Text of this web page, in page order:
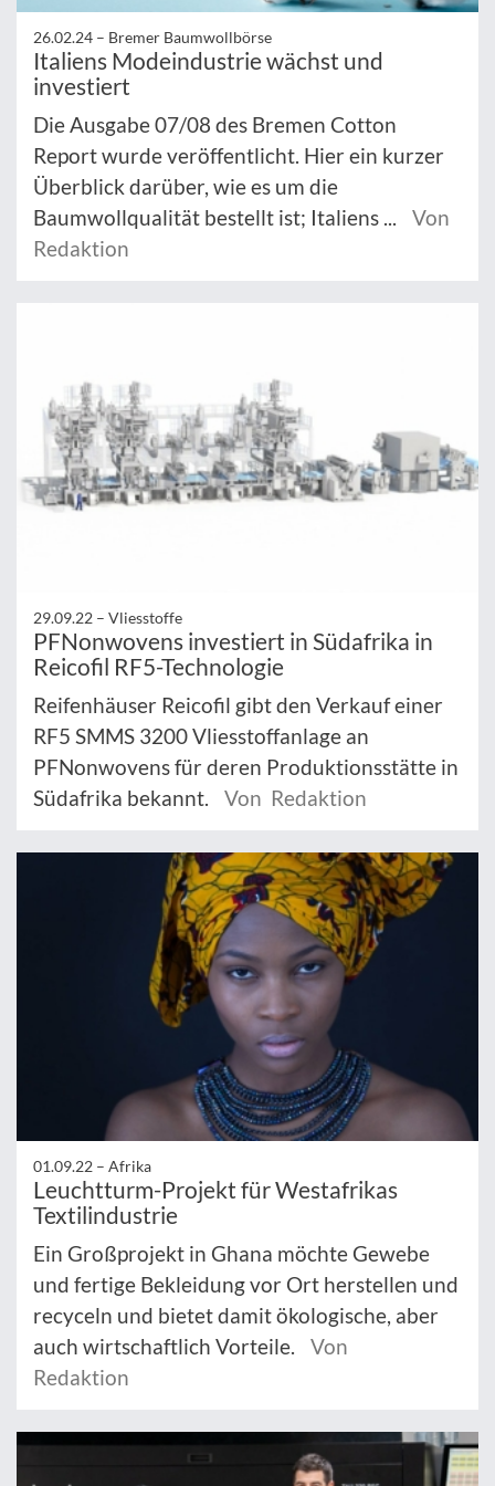
26.02.24 – Bremer Baumwollbörse
Italiens Modeindustrie wächst und
investiert
Die Ausgabe 07/08 des Bremen Cotton
Report wurde veröffentlicht. Hier ein kurzer
Überblick darüber, wie es um die
Baumwollqualität bestellt ist; Italiens ...
Von
Redaktion
29.09.22 – Vliesstoffe
PFNonwovens investiert in Südafrika in
Reicofil RF5-Technologie
Reifenhäuser Reicofil gibt den Verkauf einer
RF5 SMMS 3200 Vliesstoffanlage an
PFNonwovens für deren Produktionsstätte in
Südafrika bekannt.
Von Redaktion
01.09.22 – Afrika
Leuchtturm-Projekt für Westafrikas
Textilindustrie
Ein Großprojekt in Ghana möchte Gewebe
und fertige Bekleidung vor Ort herstellen und
recyceln und bietet damit ökologische, aber
auch wirtschaftlich Vorteile.
Von
Redaktion